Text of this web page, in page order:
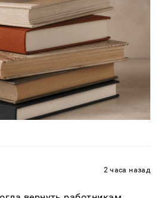
2 часа назад